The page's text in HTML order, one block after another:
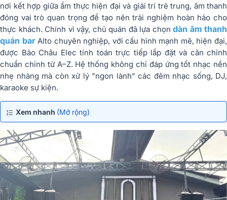
nơi kết hợp giữa ẩm thực hiện đại và giải trí trẻ trung, âm thanh
đóng vai trò quan trọng để tạo nên trải nghiệm hoàn hảo cho
thực khách. Chính vì vậy, chủ quán đã lựa chọn dàn âm thanh
quán barAlto chuyên nghiệp, với cấu hình mạnh mẽ, hiện đại,
được Bảo Châu Elec tính toán trực tiếp lắp đặt và căn chỉnh
chuẩn chỉnh từ A–Z. Hệ thống không chỉ đáp ứng tốt nhạc nền
nhẹ nhàng mà còn xử lý "ngon lành" các đêm nhạc sống, DJ,
karaoke sự kiện.
Xem nhanh (Mở rộng)